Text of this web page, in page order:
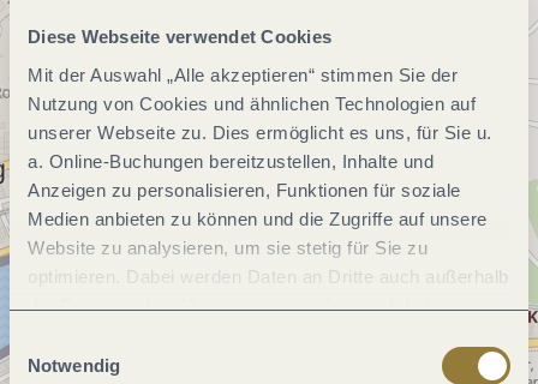
Diese Webseite verwendet Cookies
Mit der Auswahl „Alle akzeptieren“ stimmen Sie der
Nutzung von Cookies und ähnlichen Technologien auf
unserer Webseite zu. Dies ermöglicht es uns, für Sie u.
a. Online-Buchungen bereitzustellen, Inhalte und
Anzeigen zu personalisieren, Funktionen für soziale
Medien anbieten zu können und die Zugriffe auf unsere
Website zu analysieren, um sie stetig für Sie zu
optimieren. Dabei werden Daten an Dritte auch außerhalb
der Europäischen Union weitergegeben und dort
jederzeit widerrufen werden. Mit der Auswahl "Alle
Einwilligungsauswahl
Notwendig